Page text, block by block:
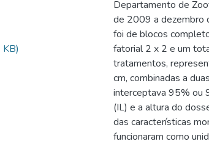
Departamento de
de 2009 a dezembro
foi de blocos
fatorial 2 x 2 e um
tratamentos,
cm, combinadas a
interceptava 95% ou
(IL) e a altura do
das características
funcionaram como